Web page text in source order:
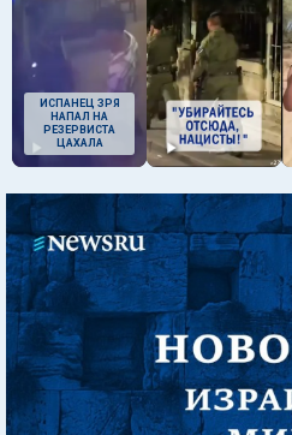
ИСПАНЕЦ ЗРЯ
НАПАЛ НА
РЕЗЕРВИСТА
ЦАХАЛА